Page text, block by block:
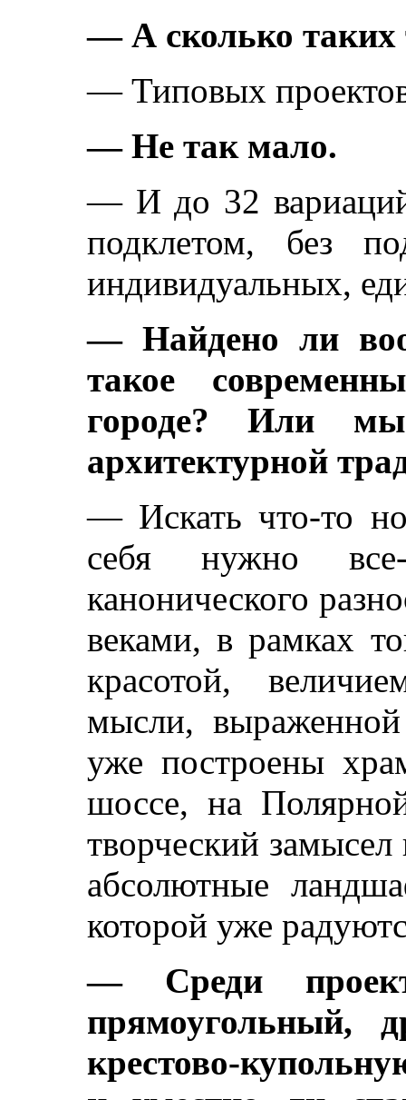
— А сколько таких
— Типовых
— Не так мало.
— И до 32
подклетом, без
индивидуальных,
— Найдено ли
такое
городе? Или
архитектурной
— Искать что-то
себя нужно
канонического
веками, в рамках
красотой,
мысли, выраженной
уже построены
шоссе, на
творческий
абсолютные
которой уже
— Среди
прямоугольный,
крестово-